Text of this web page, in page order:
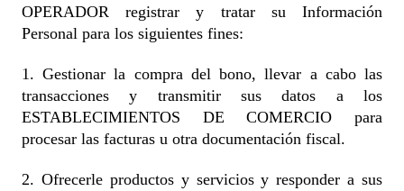
OPERADOR registrar y tratar su Información
Personal para los siguientes fines:
1. Gestionar la compra del bono, llevar a cabo las
transacciones y transmitir sus datos a los
ESTABLECIMIENTOS DE COMERCIO para
procesar las facturas u otra documentación fiscal.
2. Ofrecerle productos y servicios y responder a sus